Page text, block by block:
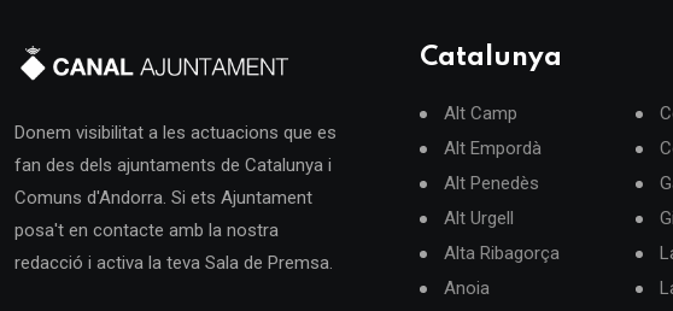
Donem visibilitat a les actuacions que es
fan des dels ajuntaments de Catalunya i
Comuns d'Andorra. Si ets Ajuntament
posa't en contacte amb la nostra
redacció i activa la teva Sala de Premsa.
Catalunya
Alt Camp
Alt Empordà
Alt Penedès
Alt Urgell
Alta Ribagorça
Anoia